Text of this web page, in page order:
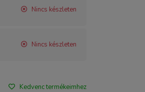
Nincs készleten
Nincs készleten
Kedvenc termékeimhez